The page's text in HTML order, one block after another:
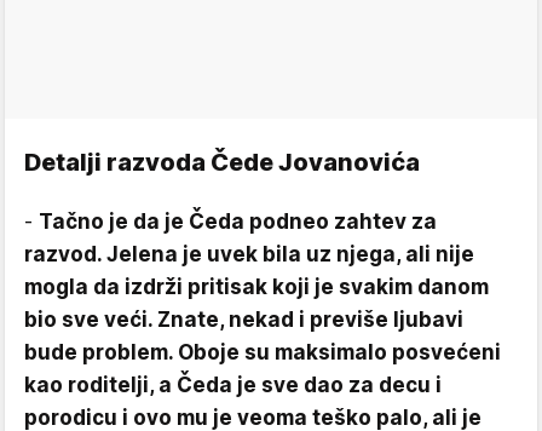
Detalji razvoda Čede Jovanovića
- Tačno je da je Čeda podneo zahtev za
razvod. Jelena je uvek bila uz njega, ali nije
mogla da izdrži pritisak koji je svakim danom
bio sve veći. Znate, nekad i previše ljubavi
bude problem. Oboje su maksimalo posvećeni
kao roditelji, a Čeda je sve dao za decu i
porodicu i ovo mu je veoma teško palo, ali je